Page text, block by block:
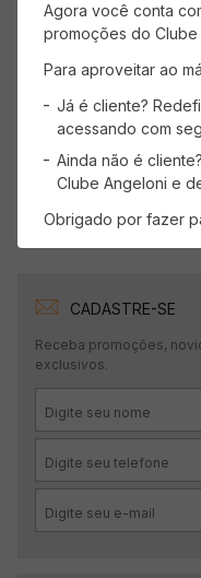
Carregando…
Faça login para
Mais recentes
Carregando
CADASTRE-SE
Receba promoções,
exclusivos.
Agora você conta
promoções do Clube
Para aproveitar ao
Já é cliente?
acessando com
Ainda não é
Clube Angeloni e
Obrigado por fazer